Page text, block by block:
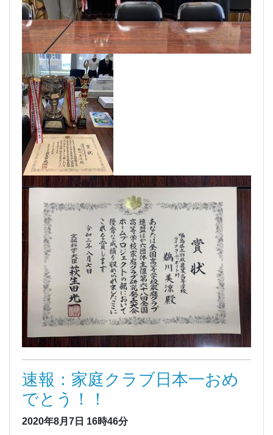
速報：家庭クラブ日本一おめ
でとう！！
2020年8月7日 16時46分